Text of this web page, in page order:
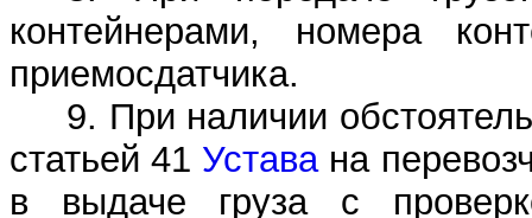
контейнерами, номера
приемосдатчика.
9. При наличии
статьей 41 Уставана
в выдаче груза с